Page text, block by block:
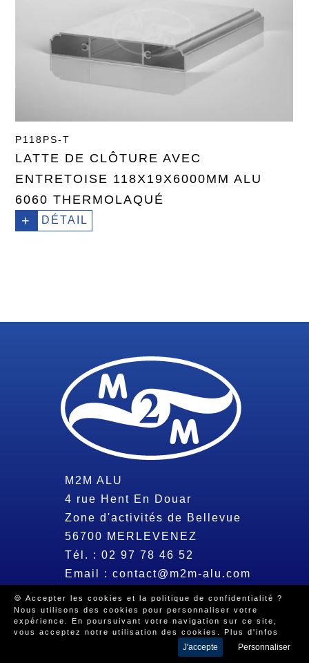
P118PS-T
LATTE DE CLÔTURE AVEC
ENTRETOISE 118X19X6000MM ALU
6060 THERMOLAQUÉ
+ DÉTAIL
M2M ALU
4 rue Hent En Douar
Zone d'activités de Bellevue
56700 MERLEVENEZ
Tél. :02 97 78 46 52
Email :contact@m2m-alu.com
© 2026 Tous droits réservés -Mentions légales-Politique de
confidentialité -Beeview, agence web Morbihan
🍪 Accepter les cookies et la politique de confidentialité ?
Nous utilisons des cookies pour personnaliser votre
expérience. En poursuivant votre navigation sur ce site,
vous acceptez notre utilisation des cookies. Plus d'infos
J'accepte Personnaliser